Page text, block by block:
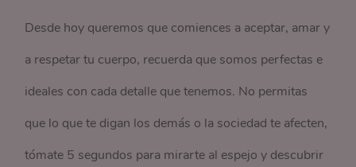
Desde hoy queremos que comiences a aceptar, amar y
a respetar tu cuerpo, recuerda que somos perfectas e
ideales con cada detalle que tenemos. No permitas
que lo que te digan los demás o la sociedad te afecten,
tómate 5 segundos para mirarte al espejo y descubrir